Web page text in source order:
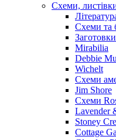
Схеми,
Схеми та
Mirabilia
Debbie
Wichelt
Схеми
Jim Shore
Cхеми
Lavender
Stoney
Cottage